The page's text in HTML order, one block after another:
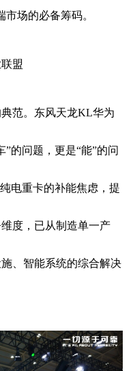
场的必备筹码。
盟
范。东风天龙KL华为
的问题，更是“能”的问
电重卡的补能焦虑，提
度，已从制造单一产
、智能系统的综合解决